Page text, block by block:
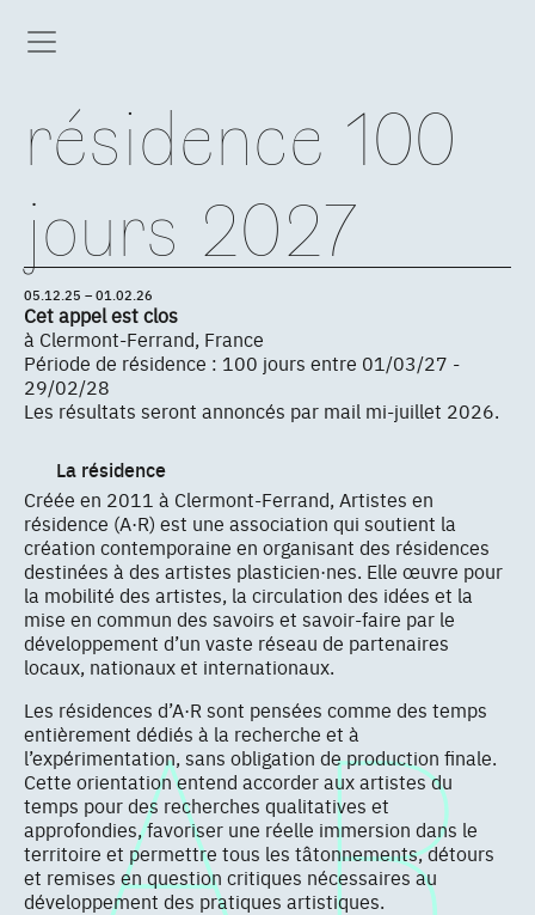
résidence 100
jours 2027
05.12.25 – 01.02.26
Cet appel est clos
à Clermont-Ferrand, France
Période de résidence : 100 jours entre 01/03/27 -
29/02/28
Les résultats seront annoncés par mail mi-juillet 2026.
La résidence
Créée en 2011 à Clermont-Ferrand, Artistes en
résidence (A·R) est une association qui soutient la
création contemporaine en organisant des résidences
destinées à des artistes plasticien·nes. Elle œuvre pour
la mobilité des artistes, la circulation des idées et la
mise en commun des savoirs et savoir-faire par le
développement d’un vaste réseau de partenaires
locaux, nationaux et internationaux.
Les résidences d’A·R sont pensées comme des temps
entièrement dédiés à la recherche et à
l’expérimentation, sans obligation de production finale.
Cette orientation entend accorder aux artistes du
temps pour des recherches qualitatives et
approfondies, favoriser une réelle immersion dans le
territoire et permettre tous les tâtonnements, détours
et remises en question critiques nécessaires au
développement des pratiques artistiques.